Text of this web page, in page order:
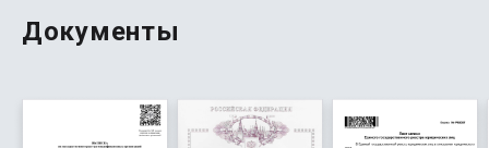
Документы